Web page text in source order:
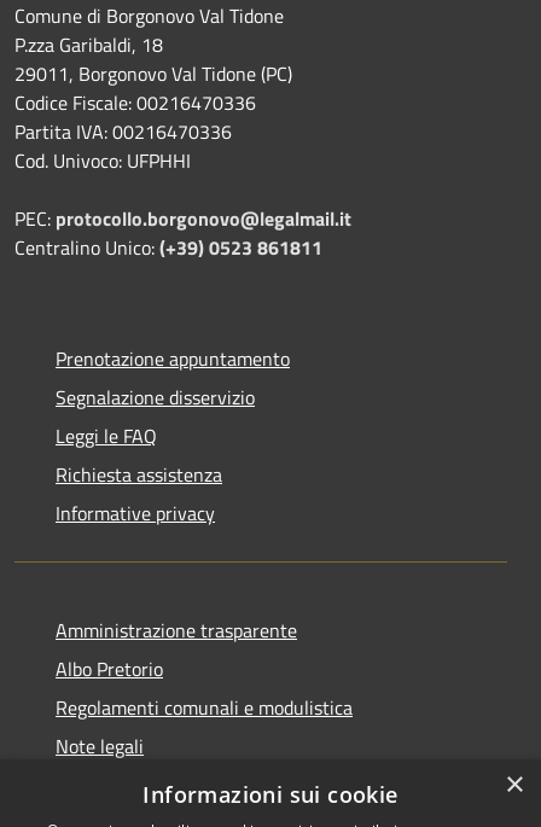
Comune di Borgonovo Val Tidone
P.zza Garibaldi, 18
29011, Borgonovo Val Tidone (PC)
Codice Fiscale: 00216470336
Partita IVA: 00216470336
Cod. Univoco: UFPHHI
PEC: protocollo.borgonovo@legalmail.it
Centralino Unico:(+39) 0523 861811
Prenotazione appuntamento
Segnalazione disservizio
Leggi le FAQ
Richiesta assistenza
Informative privacy
Amministrazione trasparente
Albo Pretorio
Regolamenti comunali e modulistica
Note legali
Dichiarazione di accessibilità
×
Informazioni sui cookie